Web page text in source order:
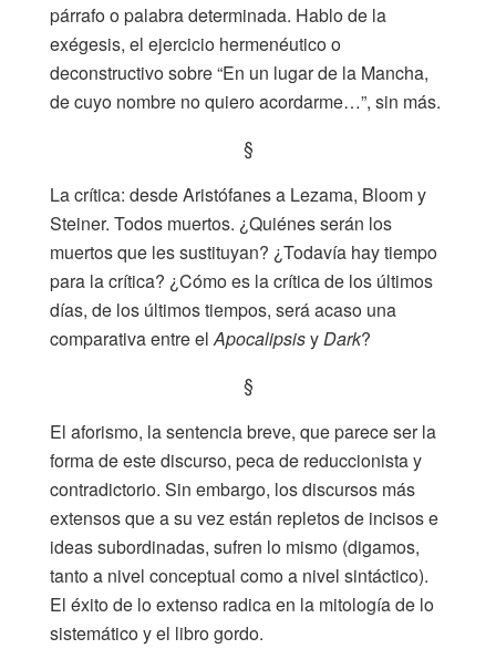
párrafo o palabra determinada. Hablo de la
exégesis, el ejercicio hermenéutico o
deconstructivo sobre “En un lugar de la Mancha,
de cuyo nombre no quiero acordarme…”, sin más.
§
La crítica: desde Aristófanes a Lezama, Bloom y
Steiner. Todos muertos. ¿Quiénes serán los
muertos que les sustituyan? ¿Todavía hay tiempo
para la crítica? ¿Cómo es la crítica de los últimos
días, de los últimos tiempos, será acaso una
comparativa entre elApocalipsisyDark?
§
El aforismo, la sentencia breve, que parece ser la
forma de este discurso, peca de reduccionista y
contradictorio. Sin embargo, los discursos más
extensos que a su vez están repletos de incisos e
ideas subordinadas, sufren lo mismo (digamos,
tanto a nivel conceptual como a nivel sintáctico).
El éxito de lo extenso radica en la mitología de lo
sistemático y el libro gordo.